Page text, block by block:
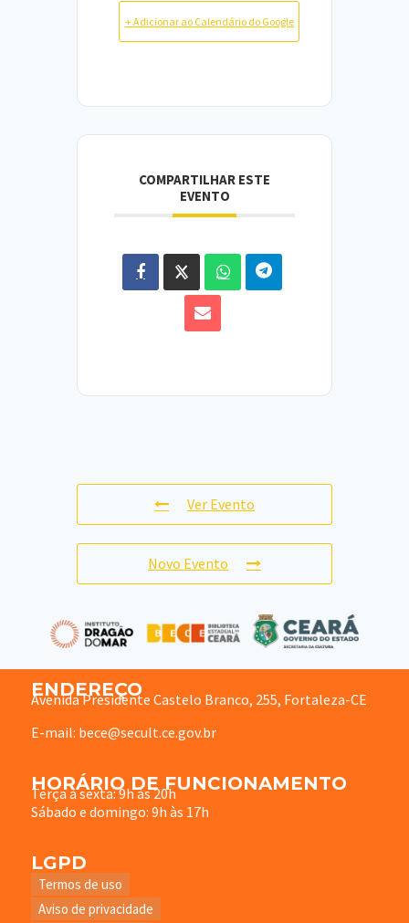
+ Adicionar ao Calendário do Google
COMPARTILHAR ESTE
EVENTO
Ver Evento
Novo Evento
ENDEREÇO
Avenida Presidente Castelo Branco, 255, Fortaleza-CE
E-mail: bece@secult.ce.gov.br
HORÁRIO DE FUNCIONAMENTO
Terça à sexta: 9h às 20h
Sábado e domingo: 9h às 17h
LGPD
Termos de uso
Aviso de privacidade